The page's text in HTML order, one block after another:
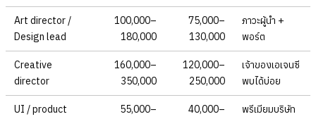
Art director /
Design lead
100,000–
180,000
75,000–
130,000
ภาวะผู้นำ +
พอร์ต
Creative
director
160,000–
350,000
120,000–
250,000
เจ้าของเอเจนซี
พบได้บ่อย
UI / product
55,000–
40,000–
พรีเมียมบริษัท